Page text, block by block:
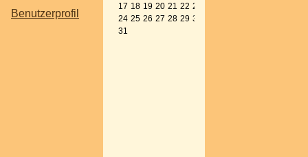
Benutzerprofil
17 18 19 20 21 22 23
24 25 26 27 28 29 30
31